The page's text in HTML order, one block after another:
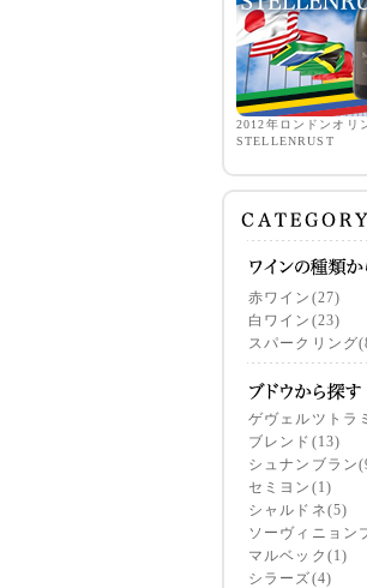
2012年ロンドンオリ
STELLENRUST
赤ワイン(27)
白ワイン(23)
スパークリング
ゲヴェルツトラ
ブレンド(13)
シュナンブラン
セミヨン(1)
シャルドネ(5)
ソーヴィニョン
マルベック(1)
シラーズ(4)